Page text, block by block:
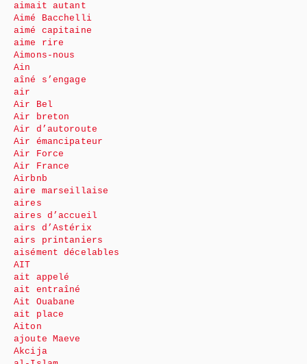
aimait autant
Aimé Bacchelli
aimé capitaine
aime rire
Aimons-nous
Ain
aîné s’engage
air
Air Bel
Air breton
Air d’autoroute
Air émancipateur
Air Force
Air France
Airbnb
aire marseillaise
aires
aires d’accueil
airs d’Astérix
airs printaniers
aisément décelables
AIT
ait appelé
ait entraîné
Ait Ouabane
ait place
Aiton
ajoute Maeve
Akcija